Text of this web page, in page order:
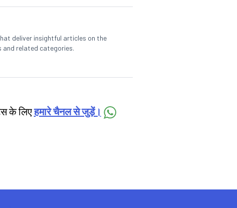
deliver insightful articles on the
and related categories.
के लिएहमारे चैनल से जुड़ें।